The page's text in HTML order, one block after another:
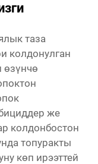
таза
колдонулган
өзүнчө
же
колдонбостон
топуракты
көп ирээттей